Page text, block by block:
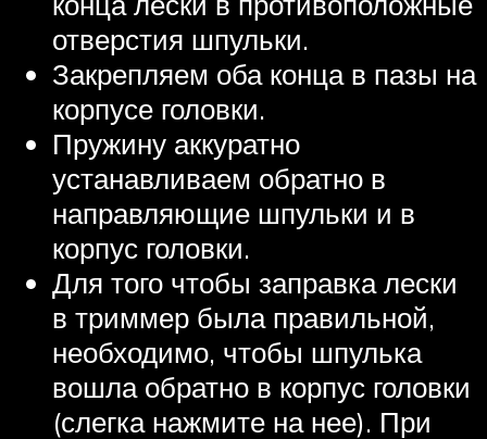
отверстия шпульки.
Закрепляем оба конца в пазы на
корпусе головки.
Пружину аккуратно
устанавливаем обратно в
направляющие шпульки и в
корпус головки.
Для того чтобы заправка лески
в триммер была правильной,
необходимо, чтобы шпулька
вошла обратно в корпус головки
(слегка нажмите на нее). При